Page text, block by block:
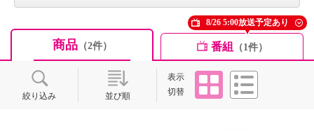
商品（2件） 番組 （1件）
8/26 5:00放送予定あり
絞り込み 並び順
表示
切替
タイル